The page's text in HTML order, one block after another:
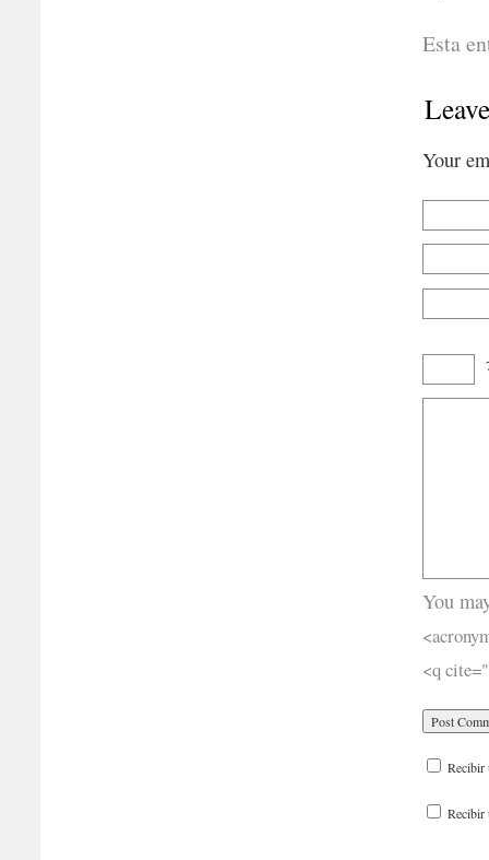
Esta
Your
You
<q
Recibir
Recibir